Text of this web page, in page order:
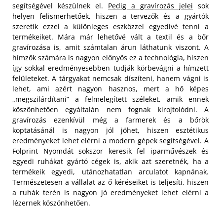
segítségével készülnek el. Pedig a gravírozás jelei sok
helyen felismerhetőek, hiszen a tervezők és a gyártók
szeretik ezzel a különleges eszközzel egyedivé tenni a
termékeiket. Mára már lehetővé vált a textil és a bőr
gravírozása is, amit számtalan árun láthatunk viszont. A
hímzők számára is nagyon előnyös ez a technológia, hiszen
így sokkal eredményesebben tudják körbevágni a hímzett
felületeket. A tárgyakat nemcsak díszíteni, hanem vágni is
lehet, ami azért nagyon hasznos, mert a hő képes
„megszilárdítani” a felmelegített széleket, amik ennek
köszönhetően egyáltalán nem fognak kirojtolódni. A
gravírozás ezenkívül még a farmerek és a bőrök
koptatásánál is nagyon jól jöhet, hiszen esztétikus
eredményeket lehet elérni a modern gépek segítségével. A
Folprint Nyomdát sokszor keresik fel iparművészek és
egyedi ruhákat gyártó cégek is, akik azt szeretnék, ha a
termékeik egyedi, utánozhatatlan arculatot kapnának.
Természetesen a vállalat az ő kéréseiket is teljesíti, hiszen
a ruhák terén is nagyon jó eredményeket lehet elérni a
lézernek köszönhetően.